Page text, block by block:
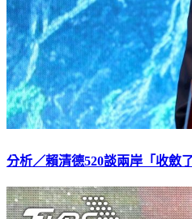
分析／賴清德520談兩岸「收